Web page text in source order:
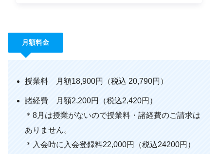
月額料金
授業料 月額18,900円（税込 20,790円）
諸経費 月額2,200円（税込2,420円）
＊8月は授業がないので授業料・諸経費のご請求は
ありません。
＊入会時に入会登録料22,000円（税込24200円）